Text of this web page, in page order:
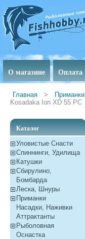
О магазине Оплата
Главная > Приманки
Kosadaka Ion XD 55 PC
Каталог
Уловистые Снасти
Спиннинги, Удилища
Катушки
Сбирулино,
Бомбарда
Леска, Шнуры
Приманки
Насадки, Наживки
Aттрактанты
Рыболовная
Оснастка